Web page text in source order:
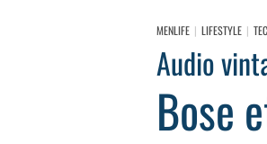
MENLIFE LIFESTYLE
Audio
Bose